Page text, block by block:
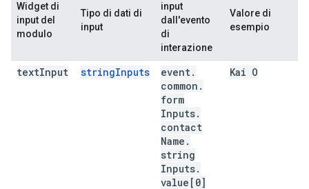
Widget di
input del
modulo
Tipo di dati di
input
input
dall'evento
di
interazione
Valore di
esempio
textInput stringInputs event.
common .
form
Inputs.
contact
Name .
string
Inputs.
value[0]
Kai O